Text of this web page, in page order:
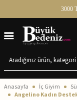
3000
Anasayfa İç Giyim
Angelino Kadın